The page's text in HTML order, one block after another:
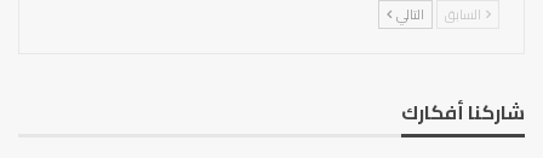
السابق التالي
شاركنا أفكارك